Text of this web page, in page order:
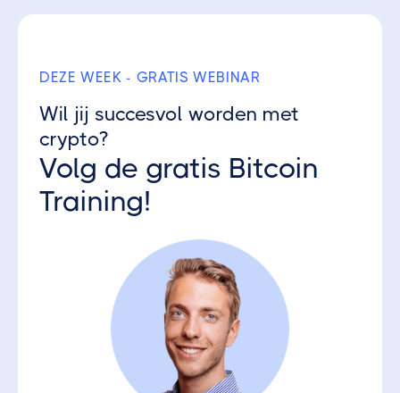
DEZE WEEK - GRATIS WEBINAR
Wil jij succesvol worden met
crypto?
Volg de gratis Bitcoin
Training!